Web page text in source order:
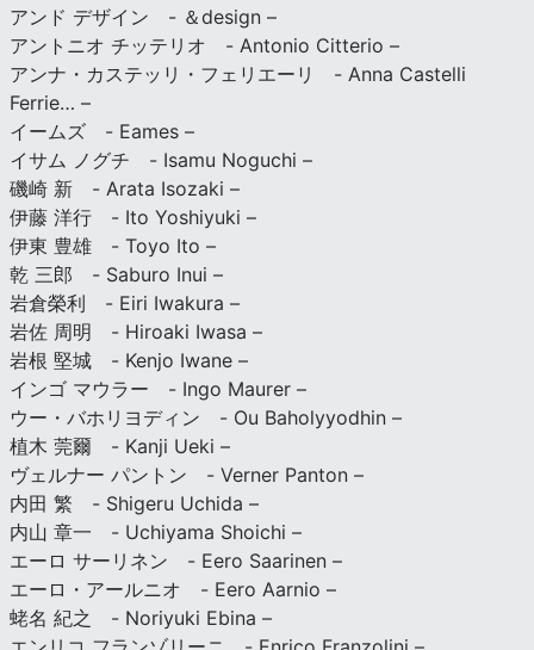
アンド デザイン - ＆design –
アントニオ チッテリオ - Antonio Citterio –
アンナ・カステッリ・フェリエーリ - Anna Castelli
Ferrie… –
イームズ - Eames –
イサム ノグチ - Isamu Noguchi –
磯崎 新 - Arata Isozaki –
伊藤 洋行 - Ito Yoshiyuki –
伊東 豊雄 - Toyo Ito –
乾 三郎 - Saburo Inui –
岩倉榮利 - Eiri Iwakura –
岩佐 周明 - Hiroaki Iwasa –
岩根 堅城 - Kenjo Iwane –
インゴ マウラー - Ingo Maurer –
ウー・バホリヨディン - Ou Baholyyodhin –
植木 莞爾 - Kanji Ueki –
ヴェルナー パントン - Verner Panton –
内田 繁 - Shigeru Uchida –
内山 章一 - Uchiyama Shoichi –
エーロ サーリネン - Eero Saarinen –
エーロ・アールニオ - Eero Aarnio –
蛯名 紀之 - Noriyuki Ebina –